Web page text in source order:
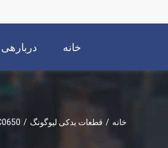
خانه دربارهی
خانه / قطعات یدکی لیوگونگ /